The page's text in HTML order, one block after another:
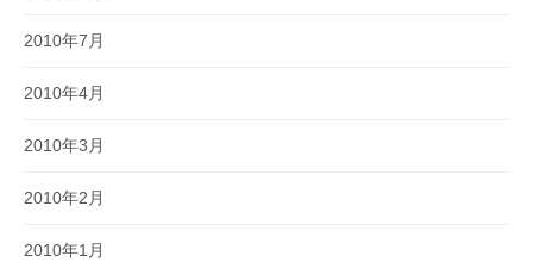
2010年7月
2010年4月
2010年3月
2010年2月
2010年1月